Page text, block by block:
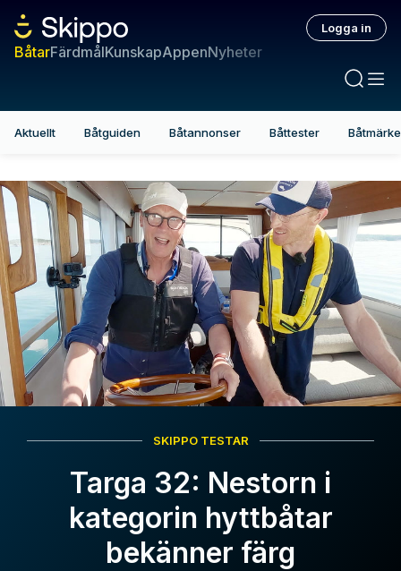
BåtarFärdmålKunskapAppenNyheter
Logga in
Aktuellt Båtguiden Båtannonser Båttester
SKIPPO TESTAR
Targa 32: Nestorn i
kategorin hyttbåtar
bekänner färg